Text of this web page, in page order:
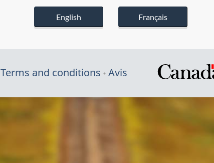
English Français
Terms and conditions Avis